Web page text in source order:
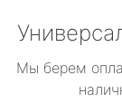
Мы берем